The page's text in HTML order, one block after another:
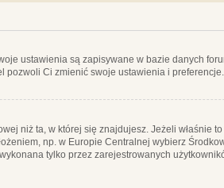
ustawienia są zapisywane w bazie danych
pozwoli Ci zmienić swoje ustawienia i preferencje.
niż ta, w której się znajdujesz. Jeżeli właśnie
np. w Europie Centralnej wybierz
tylko przez zarejestrowanych